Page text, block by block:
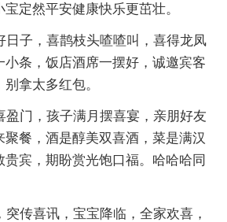
定然平安健康快乐更茁壮。
日子，喜鹊枝头喳喳叫，喜得龙凤
小条，饭店酒席一摆好，诚邀宾客
拿太多红包。
盈门，孩子满月摆喜宴，亲朋好友
餐，酒是醇美双喜酒，菜是满汉
宾，期盼赏光饱口福。哈哈哈同
突传喜讯，宝宝降临，全家欢喜，